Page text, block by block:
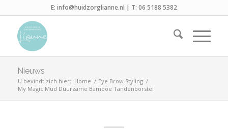
E: info@huidzorglianne.nl | T: 06 5188 5382
Nieuws
U bevindt zich hier: Home / Eye Brow Styling /
My Magic Mud Duurzame Bamboe Tandenborstel